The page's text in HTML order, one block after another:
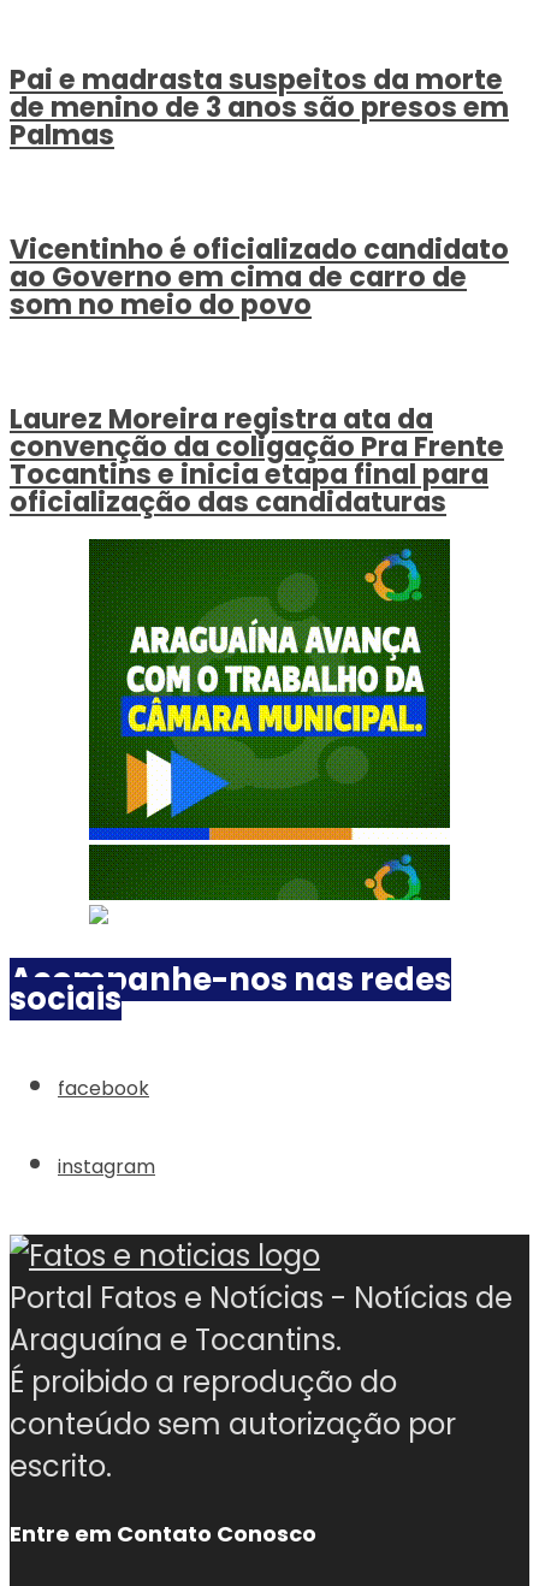
Pai e madrasta suspeitos da morte
de menino de 3 anos são presos em
Palmas
Vicentinho é oficializado candidato
ao Governo em cima de carro de
som no meio do povo
Laurez Moreira registra ata da
convenção da coligação Pra Frente
Tocantins e inicia etapa final para
oficialização das candidaturas
Acompanhe-nos nas redes
sociais
facebook
instagram
Portal Fatos e Notícias - Notícias de
Araguaína e Tocantins.
É proibido a reprodução do
conteúdo sem autorização por
escrito.
Entre em Contato Conosco